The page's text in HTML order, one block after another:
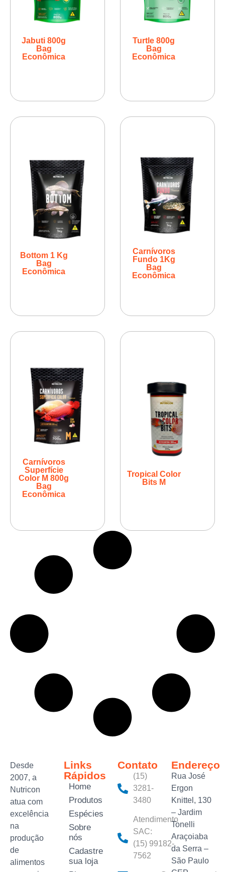
Jabuti 800g
Bag
Econômica
Turtle 800g
Bag
Econômica
Bottom 1 Kg
Bag
Econômica
Carnívoros
Fundo 1Kg
Bag
Econômica
Carnívoros
Superfície
Color M 800g
Bag
Econômica
Tropical Color
Bits M
Links
Rápidos
Home
Produtos
Espécies
Sobre
nós
Cadastre
sua loja
Contato
(15)
3281-
3480‬
Atendimento
SAC:
(15) 99182-
7562
Endereço
Rua José
Ergon
Knittel, 130
– Jardim
Tonelli
Araçoiaba
da Serra –
São Paulo
Desde
2007, a
Nutricon
atua com
excelência
na
produção
de
alimentos